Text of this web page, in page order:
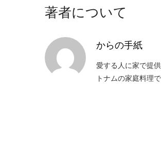
著者について
からの手紙
愛する人に家で提
トナムの家庭料理で